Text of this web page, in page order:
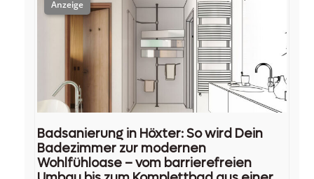
Badsanierung in Höxter: So wird Dein
Badezimmer zur modernen
Wohlfühloase – vom barrierefreien